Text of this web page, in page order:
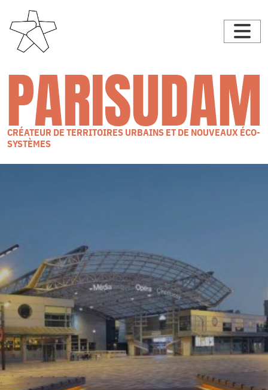
PARISUDAM
CRÉATEUR DE TERRITOIRES URBAINS ET DE NOUVEAUX ÉCO-
SYSTÈMES